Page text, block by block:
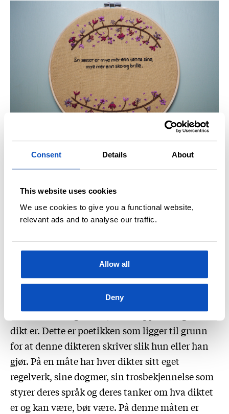
Consent Details About
This website uses cookies
We use cookies to give you a functional website,
relevant ads and to analyse our traffic.
Allow all
Deny
Egen pust, egen puls
Hver dikter har sin egen tut på hornet, sa
dikteren Jan Erik Vold på et tidspunkt, noe jeg
syntes var veldig fint, for diktet er subjektivt og
personlig, og hver dikter skriver dikt på sin
særegne måte med sitt eget og særegne språk
farget av den dikterens personlighet. For hver
dikter har sin egen subjektive oppfatning av hva
dikt er. Dette er poetikken som ligger til grunn
for at denne dikteren skriver slik hun eller han
gjør. På en måte har hver dikter sitt eget
regelverk, sine dogmer, sin trosbekjennelse som
styrer deres språk og deres tanker om hva diktet
er og kan være, bør være. På denne måten er